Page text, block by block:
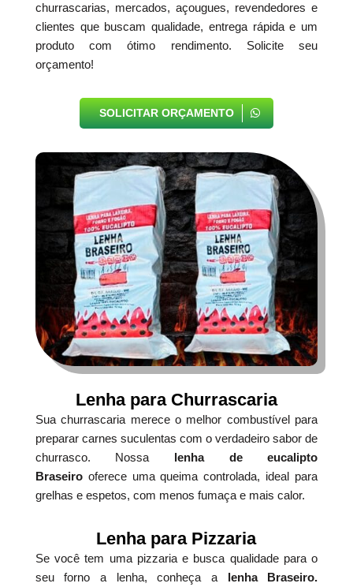
churrascarias, mercados, açougues, revendedores e
clientes que buscam qualidade, entrega rápida e um
produto com ótimo rendimento. Solicite seu
orçamento!
SOLICITAR ORÇAMENTO
Lenha para Churrascaria
Sua churrascaria merece o melhor combustível para
preparar carnes suculentas com o verdadeiro sabor de
churrasco. Nossa lenha de eucalipto
Braseirooferece uma queima controlada, ideal para
grelhas e espetos, com menos fumaça e mais calor.
Lenha para Pizzaria
Se você tem uma pizzaria e busca qualidade para o
seu forno a lenha, conheça a lenha Braseiro.